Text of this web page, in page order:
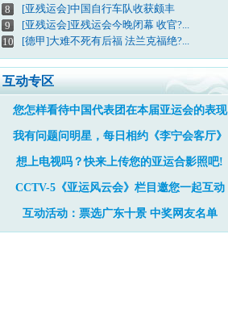
8
[亚残运会]中国自行车队收获颇丰
9
[亚残运会]亚残运会今晚闭幕 收官?...
10
[德甲]大难不死有后福 法兰克福绝?...
互动专区
您怎样看待中国代表团在本届亚运会的表现
我有问题问明星，每日相约《李宁会客厅》
想上电视吗？快来上传您的亚运合影照吧!
CCTV-5《亚运风云会》栏目邀您一起互动
互动活动：票选广东十景 中奖网友名单